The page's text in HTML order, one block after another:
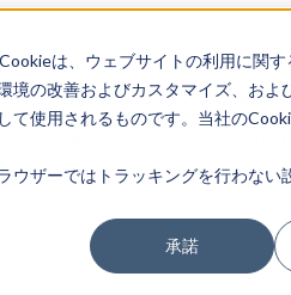
は、ウェブサイトの利用に関
の改善およびカスタマイズ、およ
使用されるものです。当社の
ザーではトラッキングを行わない
承諾
人※未経験の方でもご応募い
ご応募いただけます｜知財転